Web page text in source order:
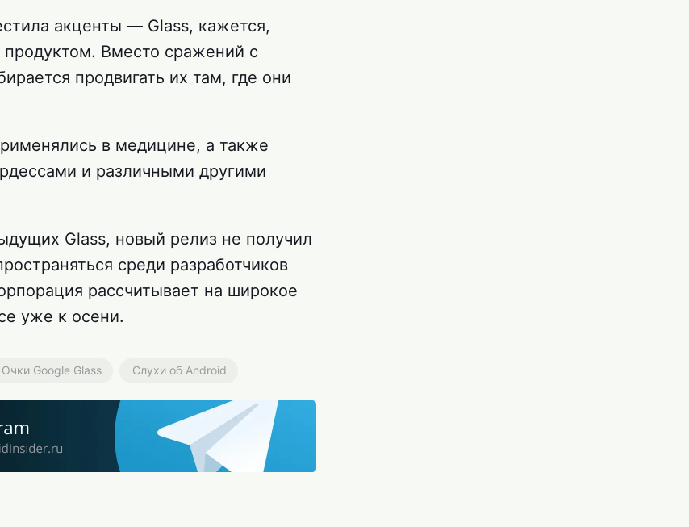
акценты — Glass, кажется,
Вместо сражений с
продвигать их там, где они
в медицине, а также
и различными другими
Glass, новый релиз не получил
среди разработчиков
рассчитывает на широкое
уже к осени.
Очки Google Glass Слухи об Android